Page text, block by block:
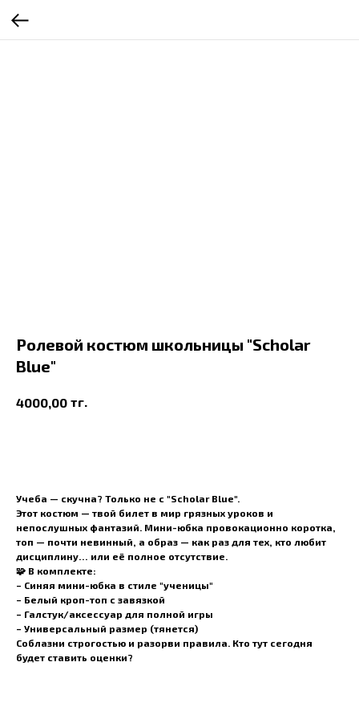
Ролевой костюм школьницы "Scholar
Blue"
4000,00 тг.
Учеба — скучна? Только не с "Scholar Blue".
Этот костюм — твой билет в мир грязных уроков и
непослушных фантазий. Мини-юбка провокационно коротка,
топ — почти невинный, а образ — как раз для тех, кто любит
дисциплину… или её полное отсутствие.
🧩 В комплекте:
– Синяя мини-юбка в стиле "ученицы"
– Белый кроп-топ с завязкой
– Галстук/аксессуар для полной игры
– Универсальный размер (тянется)
Соблазни строгостью и разорви правила. Кто тут сегодня
будет ставить оценки?